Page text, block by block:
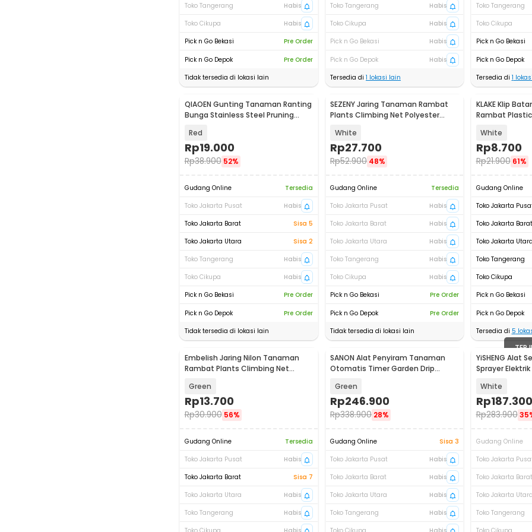
Toko Tangerang
Habis
Toko Cikupa
Habis
Pick n Go Bekasi
Pre Order
Pick n Go Depok
Pre Order
Tidak tersedia di lokasi lain
Toko Tangerang
Habis
Toko Cikupa
Habis
Pick n Go Bekasi
Habis
Pick n Go Depok
Habis
Tersedia di 1 lokasi lain
Toko Tangerang
Toko Cikupa
Pick n Go Bekasi
Pick n Go Depok
Tersedia di 1
QIAOEN Gunting Tanaman Ranting
Bunga Stainless Steel Pruning
Red
Rp19.000
Rp38.900 52%
Gudang Online
Tersedia
Toko Jakarta Pusat
Habis
Toko Jakarta Barat
Sisa 5
Toko Jakarta Utara
Sisa 2
Toko Tangerang
Habis
Toko Cikupa
Habis
Pick n Go Bekasi
Pre Order
Pick n Go Depok
Pre Order
Tidak tersedia di lokasi lain
SEZENY Jaring Tanaman Rambat
Plants Climbing Net Polyester
White
Rp27.700
Rp52.900 48%
Gudang Online
Tersedia
Toko Jakarta Pusat
Habis
Toko Jakarta Barat
Habis
Toko Jakarta Utara
Habis
Toko Tangerang
Habis
Toko Cikupa
Habis
Pick n Go Bekasi
Pre Order
Pick n Go Depok
Pre Order
Tidak tersedia di lokasi lain
KLAKE Klip
Rambat
White
Rp8.700
Rp21.900 61%
Gudang Online
Toko Jakarta
Toko Jakarta Barat
Toko Jakarta
Toko Tangerang
Toko Cikupa
Pick n Go Bekasi
Pick n Go Depok
Tersedia di 5
Embelish Jaring Nilon Tanaman
Rambat Plants Climbing Net
Green
Rp13.700
Rp30.900 56%
Gudang Online
Tersedia
Toko Jakarta Pusat
Habis
Toko Jakarta Barat
Sisa 7
Toko Jakarta Utara
Habis
Toko Tangerang
Habis
SANON Alat Penyiram Tanaman
Otomatis Timer Garden Drip
Green
Rp246.900
Rp338.900 28%
Gudang Online
Sisa 3
Toko Jakarta Pusat
Habis
Toko Jakarta Barat
Habis
Toko Jakarta Utara
Habis
Toko Tangerang
Habis
YiSHENG Alat
Sprayer
White
Rp187.300
Rp283.900
Gudang Online
Toko Jakarta
Toko Jakarta Barat
Toko Jakarta
Toko Tangerang